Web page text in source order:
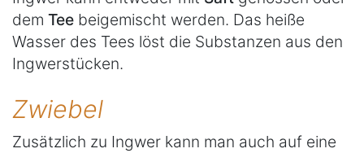
dem Tee beigemischt werden. Das heiße
Wasser des Tees löst die Substanzen aus den
Ingwerstücken.
Zwiebel
Zusätzlich zu Ingwer kann man auch auf eine